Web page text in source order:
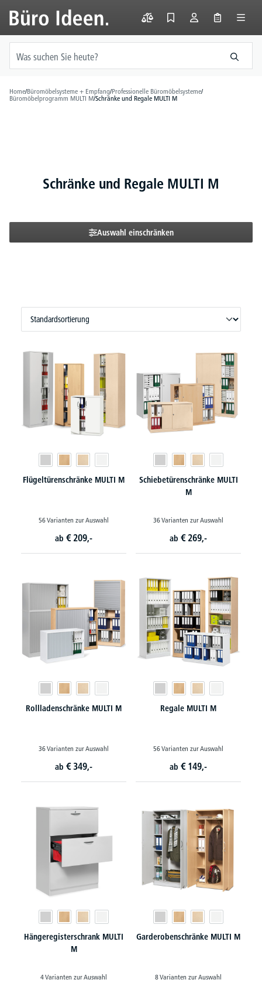
springen
Home/Büromöbelsysteme + Empfang/Professionelle Büromöbelsysteme/
Büromöbelprogramm MULTI M/Schränke und Regale MULTI M
Schränke und Regale MULTI M
Auswahl einschränken
Flügeltürenschränke MULTI M
56 Varianten zur Auswahl
ab € 209,-
Schiebetürenschränke MULTI
M
36 Varianten zur Auswahl
ab € 269,-
Rollladenschränke MULTI M
36 Varianten zur Auswahl
ab € 349,-
Regale MULTI M
56 Varianten zur Auswahl
ab € 149,-
Hängeregisterschrank MULTI
M
4 Varianten zur Auswahl
Garderobenschränke MULTI M
8 Varianten zur Auswahl